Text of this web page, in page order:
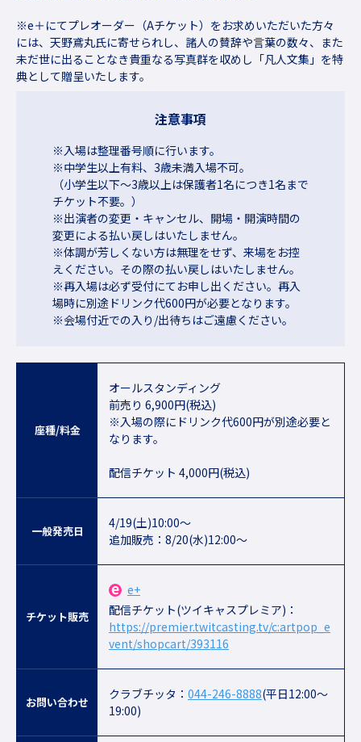
※e＋にてプレオーダー（Aチケット）をお求めいただいた方々
には、天野鳶丸氏に寄せられし、諸人の賛辞や言葉の数々、また
未だ世に出ることなき貴重なる写真群を収めし「凡人文集」を特
典として贈呈いたします。
注意事項
※入場は整理番号順に行います。
※中学生以上有料、3歳未満入場不可。
（小学生以下～3歳以上は保護者1名につき1名まで
チケット不要。）
※出演者の変更・キャンセル、開場・開演時間の
変更による払い戻しはいたしません。
※体調が芳しくない方は無理をせず、来場をお控
えください。その際の払い戻しはいたしません。
※再入場は必ず受付にてお申し出ください。再入
場時に別途ドリンク代600円が必要となります。
※会場付近での入り/出待ちはご遠慮ください。
座種/料金
オールスタンディング
前売り 6,900円(税込)
※入場の際にドリンク代600円が別途必要と
なります。
配信チケット 4,000円(税込)
一般発売日
4/19(土)10:00～
追加販売：8/20(水)12:00～
チケット販売
e+
配信チケット(ツイキャスプレミア)：
https://premier.twitcasting.tv/c:artpop_e
vent/shopcart/393116
お問い合わせ
クラブチッタ： 044-246-8888(平日12:00～
19:00)